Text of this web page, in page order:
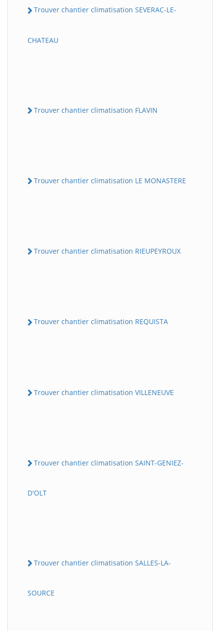
Trouver chantier climatisation SEVERAC-LE-
CHATEAU
Trouver chantier climatisation FLAVIN
Trouver chantier climatisation LE MONASTERE
Trouver chantier climatisation RIEUPEYROUX
Trouver chantier climatisation REQUISTA
Trouver chantier climatisation VILLENEUVE
Trouver chantier climatisation SAINT-GENIEZ-
D'OLT
Trouver chantier climatisation SALLES-LA-
SOURCE